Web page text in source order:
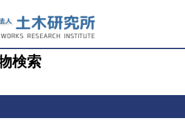
検索